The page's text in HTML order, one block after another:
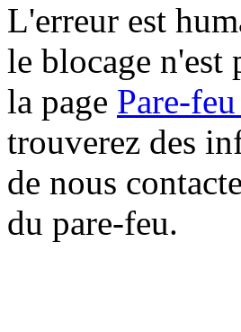
L'erreur est
le blocage n'est
la page Pare-
trouverez des
de nous
du pare-feu.